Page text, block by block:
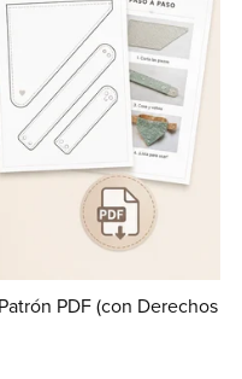
PDF (con Derechos